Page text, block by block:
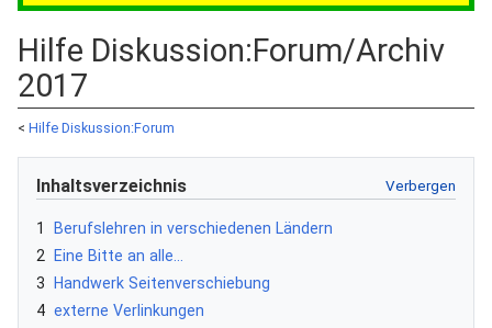
Hilfe Diskussion:Forum/Archiv
2017
< Hilfe Diskussion:Forum
Inhaltsverzeichnis
1
Berufslehren in verschiedenen Ländern
2
Eine Bitte an alle...
3
Handwerk Seitenverschiebung
4 externe Verlinkungen